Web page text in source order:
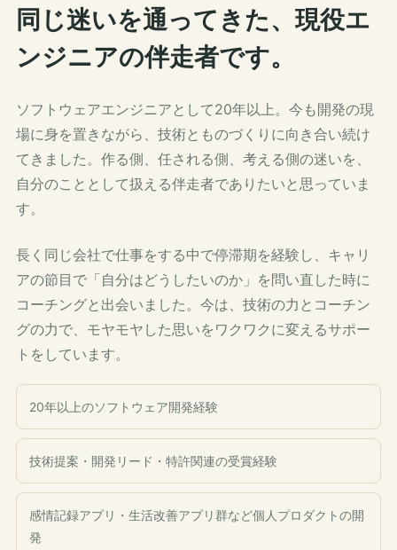
同じ迷いを通ってきた、現役エ
ンジニアの伴走者です。
ソフトウェアエンジニアとして20年以上。今も開発の現
場に身を置きながら、技術とものづくりに向き合い続け
てきました。作る側、任される側、考える側の迷いを、
自分のこととして扱える伴走者でありたいと思っていま
す。
長く同じ会社で仕事をする中で停滞期を経験し、キャリ
アの節目で「自分はどうしたいのか」を問い直した時に
コーチングと出会いました。今は、技術の力とコーチン
グの力で、モヤモヤした思いをワクワクに変えるサポー
トをしています。
20年以上のソフトウェア開発経験
技術提案・開発リード・特許関連の受賞経験
感情記録アプリ・生活改善アプリ群など個人プロダクトの開
発